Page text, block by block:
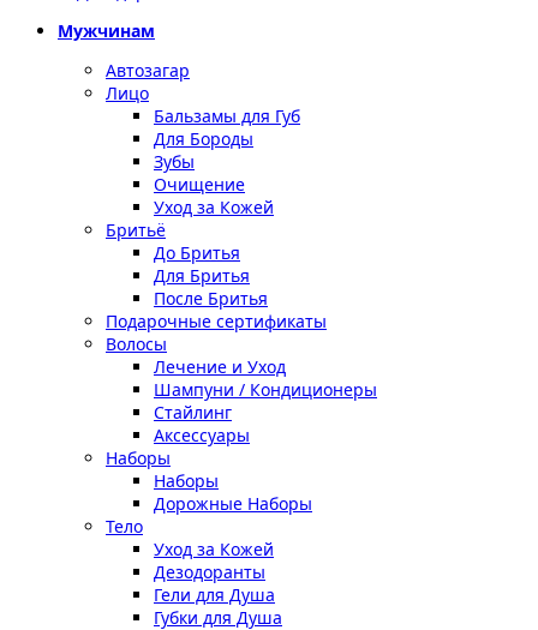
Мужчинам
Автозагар
Лицо
Бальзамы для Губ
Для Бороды
Зубы
Очищение
Уход за Кожей
Бритьё
До Бритья
Для Бритья
После Бритья
Подарочные сертификаты
Волосы
Лечение и Уход
Шампуни / Кондиционеры
Стайлинг
Аксессуары
Наборы
Наборы
Дорожные Наборы
Тело
Уход за Кожей
Дезодоранты
Гели для Душа
Губки для Душа